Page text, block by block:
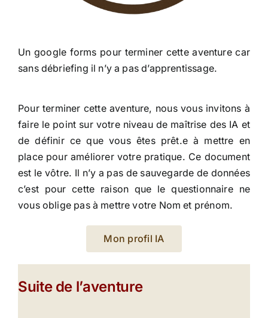
Un google forms pour terminer cette aventure car
sans débriefing il n’y a pas d’apprentissage.
Pour terminer cette aventure, nous vous invitons à
faire le point sur votre niveau de maîtrise des IA et
de définir ce que vous êtes prêt.e à mettre en
place pour améliorer votre pratique. Ce document
est le vôtre. Il n’y a pas de sauvegarde de données
c’est pour cette raison que le questionnaire ne
vous oblige pas à mettre votre Nom et prénom.
Mon profil IA
Suite de l’aventure